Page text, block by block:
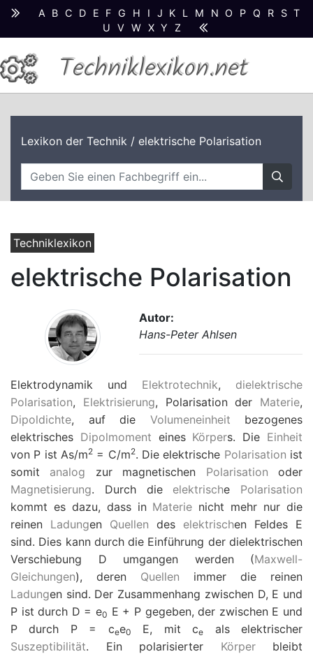
A B C D E F G H I J K L M N O P Q R S T
U
V W X Y Z
Techniklexikon.net
Lexikon der Technik / elektrische Polarisation
Techniklexikon
elektrische Polarisation
Autor:
Hans-Peter Ahlsen
Elektrodynamik und Elektrotechnik, dielektrische
Polarisation, Elektrisierung, Polarisation der Materie,
Dipoldichte, auf die Volumeneinheit bezogenes
elektrisches Dipolmoment eines Körpers. Die Einheit
von P ist As/m2 = C/m2. Die elektrische Polarisation ist
somit analog zur magnetischen Polarisation oder
Magnetisierung. Durch die elektrische Polarisation
kommt es dazu, dass in Materie nicht mehr nur die
reinen Ladungen Quellen des elektrischen Feldes E
sind. Dies kann durch die Einführung der dielektrischen
Verschiebung D umgangen werden (Maxwell-
Gleichungen), deren Quellen immer die reinen
Ladungen sind. Der Zusammenhang zwischen D, E und
P ist durch D = e0 E + Pgegeben, der zwischen E und
P durch P = cee0 E, mitce
als elektrischer
Suszeptibilität. Ein polarisierter Körperbleibt